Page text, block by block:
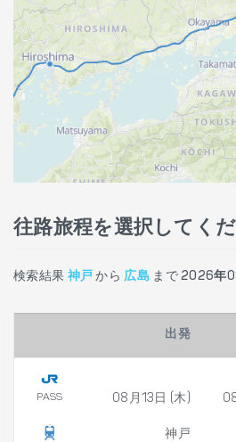
往路旅程を選択してく
検索結果 神戸 から 広島 まで2026年
出発
PASS 08月13日 (木)
神戸